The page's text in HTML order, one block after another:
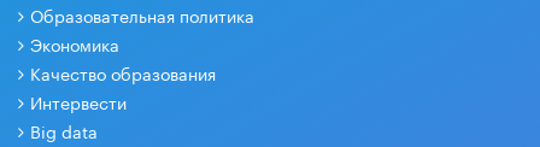
Образовательная политика
Экономика
Качество образования
Интервести
Big data